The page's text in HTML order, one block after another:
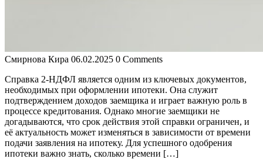
Смирнова Кира 06.02.2025 0 Comments
Справка 2-НДФЛ является одним из ключевых документов,
необходимых при оформлении ипотеки. Она служит
подтверждением доходов заемщика и играет важную роль в
процессе кредитования. Однако многие заемщики не
догадываются, что срок действия этой справки ограничен, и
её актуальность может изменяться в зависимости от времени
подачи заявления на ипотеку. Для успешного одобрения
ипотеки важно знать, сколько времени […]